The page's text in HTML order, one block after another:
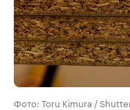
Фото: Toru Kimura /